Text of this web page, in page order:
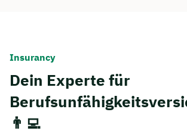
Insurancy
Dein Experte für
👨‍💻